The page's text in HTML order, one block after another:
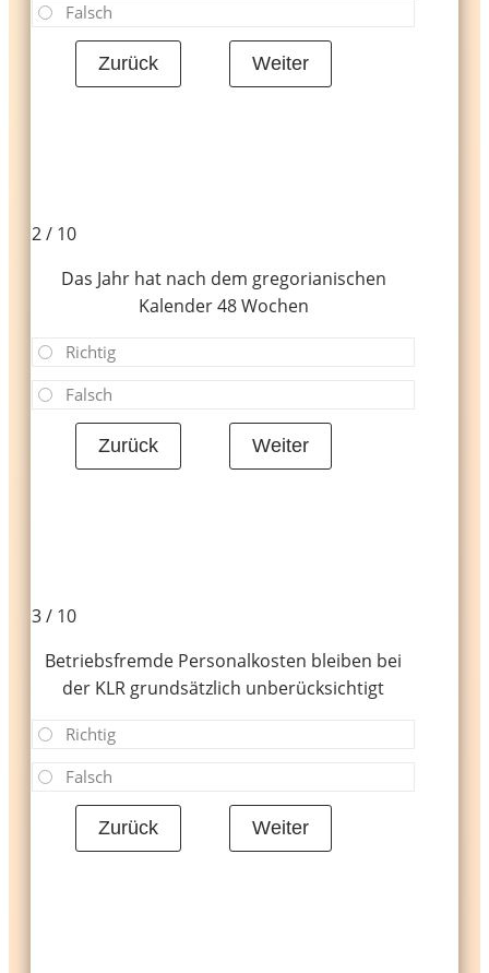
Falsch
2 / 10
Das Jahr hat nach dem gregorianischen
Kalender 48 Wochen
Richtig
Falsch
3 / 10
Betriebsfremde Personalkosten bleiben bei
der KLR grundsätzlich unberücksichtigt
Richtig
Falsch